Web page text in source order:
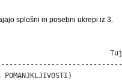
splošni in posebni ukrepi iz 3.
Tuje
POMANJKLJIVOSTI)